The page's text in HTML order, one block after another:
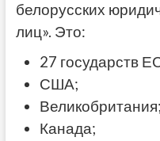
белорусских
лиц». Это:
27 государств
США;
Великобритания;
Канада;